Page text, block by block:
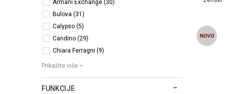
Armani Exchange (30)
Bulova (31)
Calypso (5)
Candino (29)
Chiara Ferragni (9)
Prikažite više
FUNKCIJE